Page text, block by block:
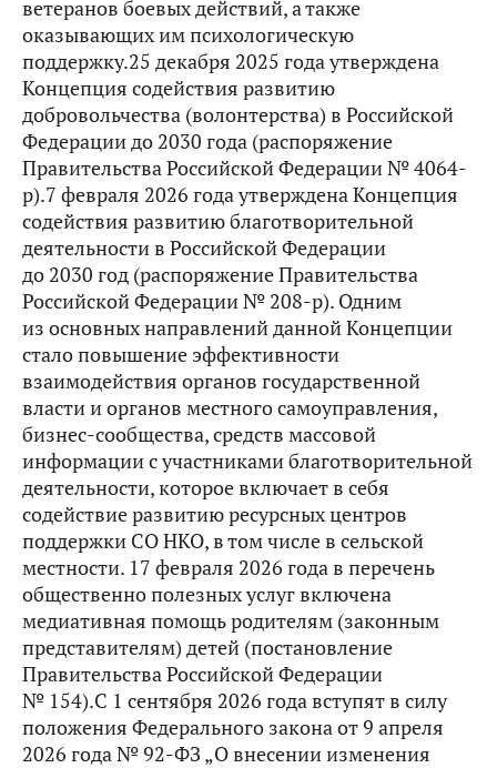
ветеранов боевых действий, а также
оказывающих им психологическую
поддержку.25 декабря 2025 года утверждена
Концепция содействия развитию
добровольчества (волонтерства) в Российской
Федерации до 2030 года (распоряжение
Правительства Российской Федерации № 4064-
р).7 февраля 2026 года утверждена Концепция
содействия развитию благотворительной
деятельности в Российской Федерации
до 2030 год (распоряжение Правительства
Российской Федерации № 208-р). Одним
из основных направлений данной Концепции
стало повышение эффективности
взаимодействия органов государственной
власти и органов местного самоуправления,
бизнес-сообщества, средств массовой
информации с участниками благотворительной
деятельности, которое включает в себя
содействие развитию ресурсных центров
поддержки СО НКО, в том числе в сельской
местности. 17 февраля 2026 года в перечень
общественно полезных услуг включена
медиативная помощь родителям (законным
представителям) детей (постановление
Правительства Российской Федерации
№ 154).С 1 сентября 2026 года вступят в силу
положения Федерального закона от 9 апреля
2026 года № 92-ФЗ „О внесении изменения